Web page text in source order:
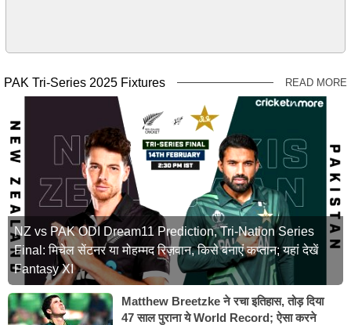
PAK Tri-Series 2025 Fixtures READ MORE
NZ vs PAK ODI Dream11 Prediction, Tri-Nation Series
Final: मिचेल सेंटनर या मोहम्मद रिज़वान, किसे बनाएं कप्तान; यहां देखें
Fantasy XI
Matthew Breetzke ने रचा इतिहास, तोड़ दिया
47 साल पुराना ये World Record; ऐसा करने